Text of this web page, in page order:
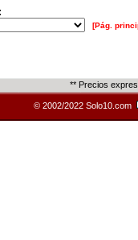
[Pág.
** Precios
© 2002/2022 Solo10.com